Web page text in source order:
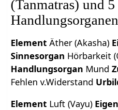
(Tanmatras) und 5
Handlungsorganen
Element Äther (Akasha)
Sinnesorgan Hörbarkeit
Handlungsorgan Mund
Fehlen v.Widerstand
Element Luft (Vayu)